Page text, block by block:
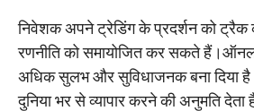
निवेशक अपने ट्रेडिंग के प्रदर्शन को
रणनीति को समायोजित कर सकते
अधिक सुलभ और सुविधाजनक बना दिया
दुनिया भर से व्यापार करने की अनुमति देता